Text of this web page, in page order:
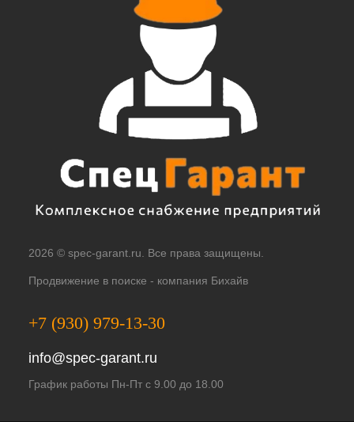
2026 © spec-garant.ru. Все права защищены.
Продвижение в поиске - компания Бихайв
+7 (930) 979-13-30
info@spec-garant.ru
График работы Пн-Пт с 9.00 до 18.00